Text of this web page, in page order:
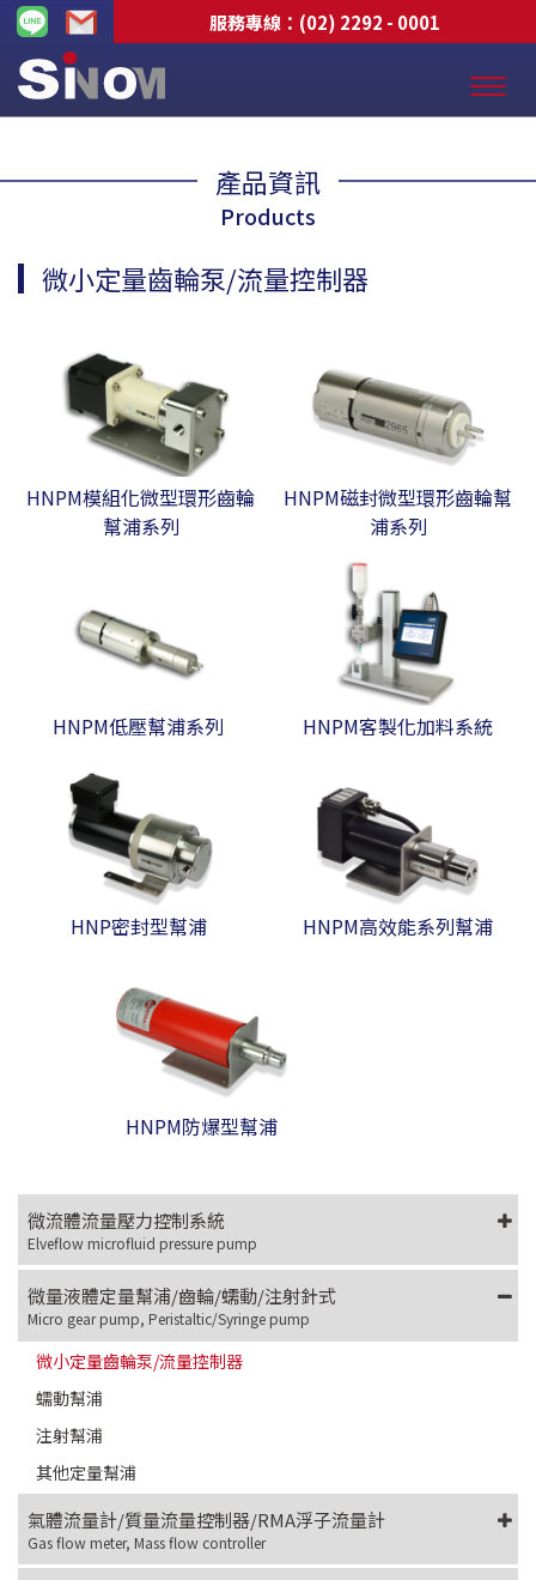
服務專線： (02) 2292 - 0001
產品資訊
Products
微流體流量壓力控制系統
Elveflow microfluid pressure pump
微量液體定量幫浦/齒輪/蠕動/注射針式
Micro gear pump, Peristaltic/Syringe pump
微小定量齒輪泵/流量控制器
蠕動幫浦
注射幫浦
其他定量幫浦
氣體流量計/質量流量控制器/RMA浮子流量計
Gas flow meter, Mass flow controller
微小定量齒輪泵/流量控制器
HNPM模組化微型環形齒輪
幫浦系列
HNPM磁封微型環形齒輪幫
浦系列
HNPM低壓幫浦系列 HNPM客製化加料系統
HNP密封型幫浦 HNPM高效能系列幫浦
HNPM防爆型幫浦